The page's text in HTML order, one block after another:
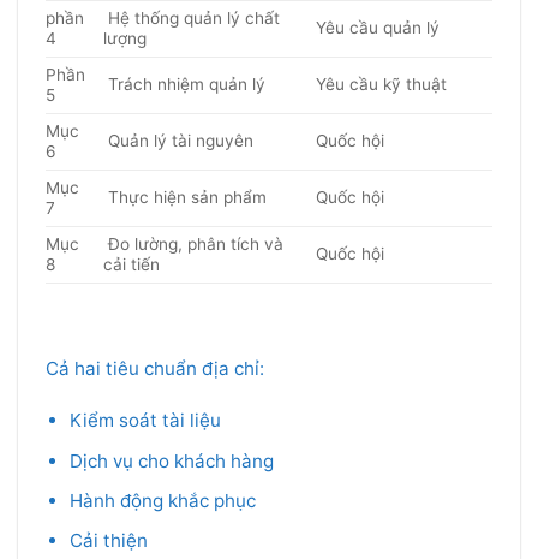
phần
4
Hệ thống quản lý chất
lượng
Yêu cầu quản lý
Phần
5
Trách nhiệm quản lý Yêu cầu kỹ thuật
Mục
6
Quản lý tài nguyên Quốc hội
Mục
7
Thực hiện sản phẩm Quốc hội
Mục
8
Đo lường, phân tích và
cải tiến
Quốc hội
Cả hai tiêu chuẩn địa chỉ:
Kiểm soát tài liệu
Dịch vụ cho khách hàng
Hành động khắc phục
Cải thiện